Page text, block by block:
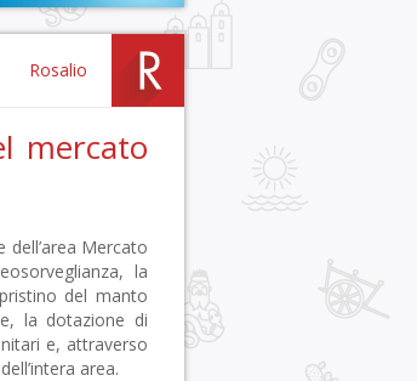
Rosalio
mercato
Mercato
la
del manto
la dotazione di
e, attraverso
area.